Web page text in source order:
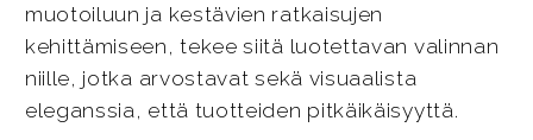
muotoiluun ja kestävien ratkaisujen
kehittämiseen, tekee siitä luotettavan valinnan
niille, jotka arvostavat sekä visuaalista
eleganssia, että tuotteiden pitkäikäisyyttä.